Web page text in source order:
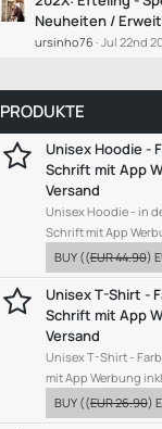
Neuheiten /
ursinho76 Jul 22nd
PRODUKTE
Unisex Hoodie -
Schrift mit App
Versand
Unisex Hoodie - in
Schrift mit App
BUY ((EUR 44.90)
Unisex T-Shirt -
Schrift mit App
Versand
Unisex T-Shirt -
mit App Werbung
BUY ((EUR 26.90)